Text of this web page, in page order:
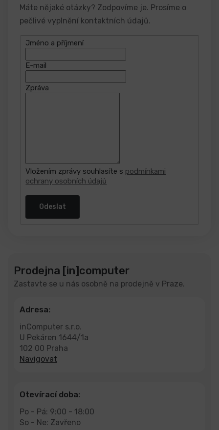
Máte nějaké otázky? Zodpovíme je. Prosíme o
pečlivé vyplnění kontaktních údajů.
Jméno a příjmení
E-mail
Zpráva
Vložením zprávy souhlasíte s podmínkami
ochrany osobních údajů
Odeslat
Prodejna [in]computer
Zastavte se u nás osobně na prodejně v Praze.
Adresa:
inComputer s.r.o.
U Pekáren 1644/1a
102 00 Praha
Navigovat
Otevírací doba:
Po - Pá: 9:00 - 18:00
So - Ne: Zavřeno